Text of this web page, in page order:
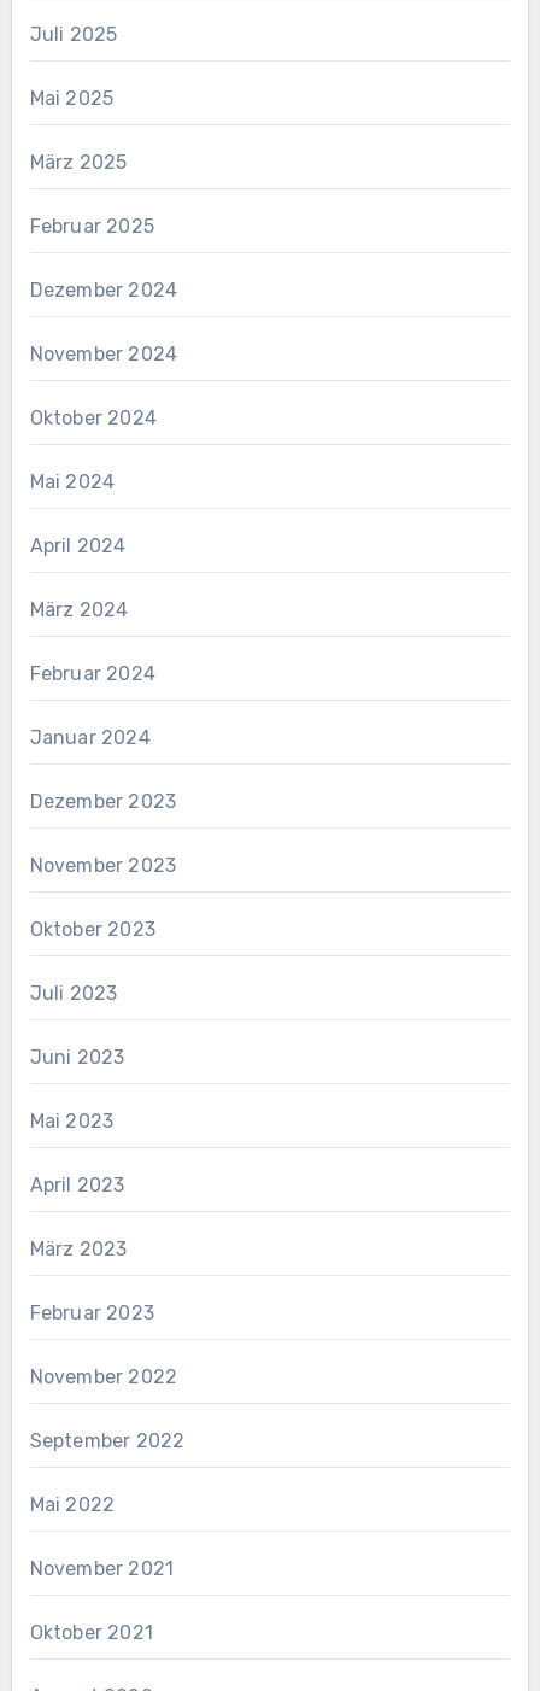
Juli 2025
Mai 2025
März 2025
Februar 2025
Dezember 2024
November 2024
Oktober 2024
Mai 2024
April 2024
März 2024
Februar 2024
Januar 2024
Dezember 2023
November 2023
Oktober 2023
Juli 2023
Juni 2023
Mai 2023
April 2023
März 2023
Februar 2023
November 2022
September 2022
Mai 2022
November 2021
Oktober 2021